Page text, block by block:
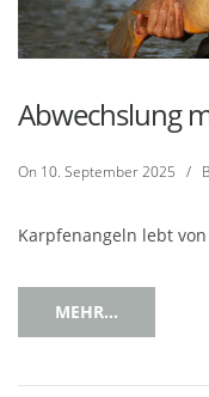
Abwechslung
On 10. September 2025 /
Karpfenangeln lebt
MEHR...